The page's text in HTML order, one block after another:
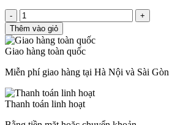
-
+
Thêm vào giỏ
Giao hàng toàn quốc
Miễn phí giao hàng tại Hà Nội và Sài Gòn
Thanh toán linh hoạt